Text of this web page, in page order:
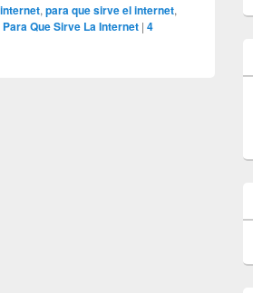
,para que sirve el internet,
Para Que Sirve La Internet |4